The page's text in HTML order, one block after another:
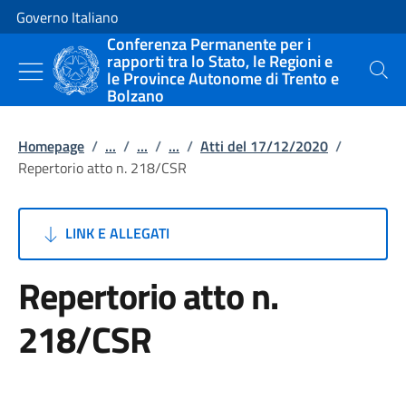
Vai al contenuto
Vai alla navigazione del sito
Governo Italiano
Conferenza Permanente per i
rapporti tra lo Stato, le Regioni e
le Province Autonome di Trento e
Bolzano
Cerca
Homepage / ... / ... / ... / Atti del 17/12/2020 /
Repertorio atto n. 218/CSR
LINK E ALLEGATI
Repertorio atto n.
218/CSR